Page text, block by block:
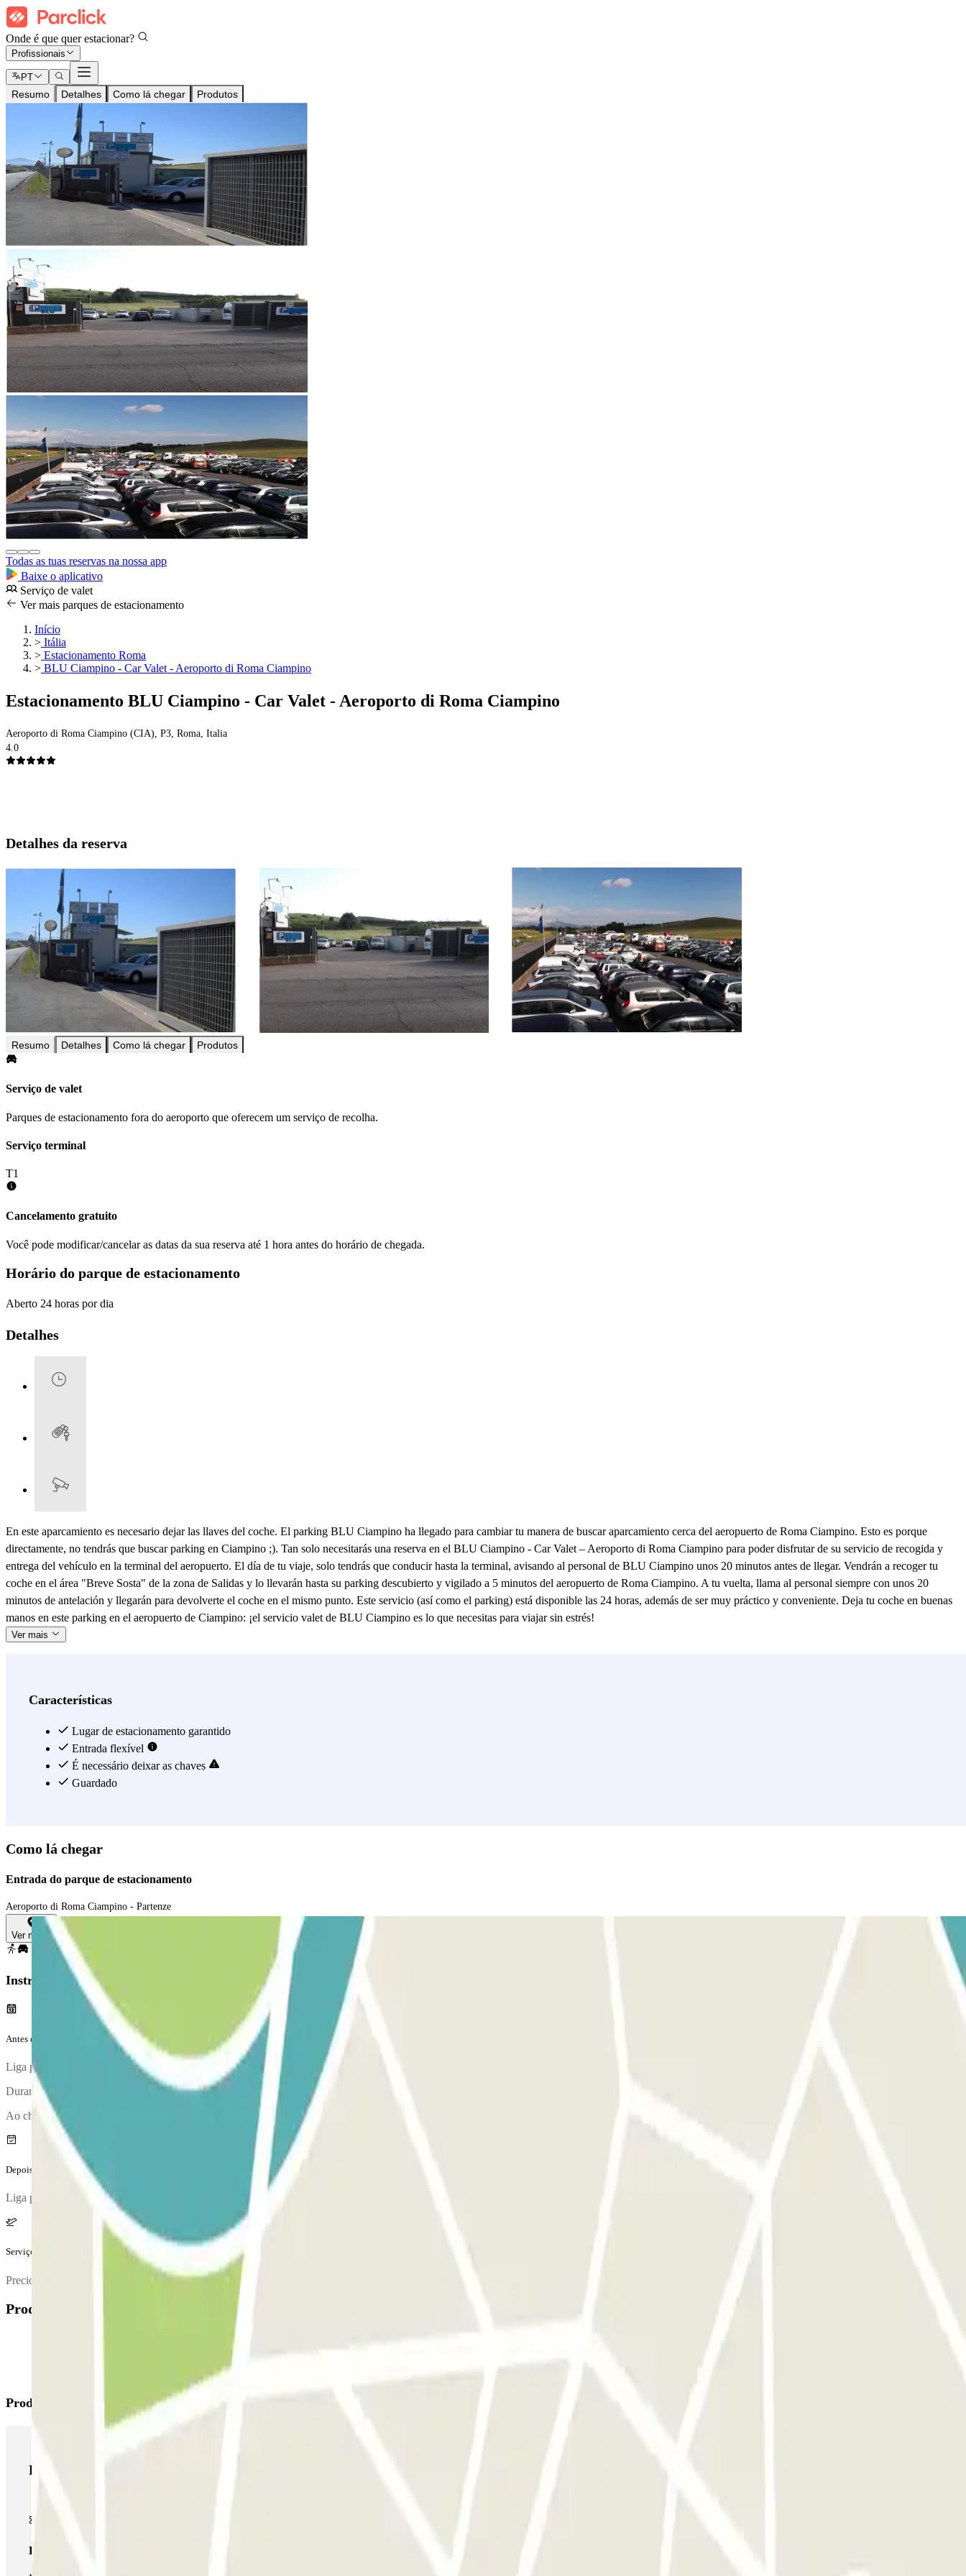
Onde é que quer estacionar?
Profissionais
PT
Resumo Detalhes Como lá chegar Produtos
Todas as tuas reservas na nossa app
Baixe o aplicativo
Serviço de valet
Ver mais parques de estacionamento
Início
> Itália
> Estacionamento Roma
> BLU Ciampino - Car Valet - Aeroporto di Roma Ciampino
Estacionamento BLU Ciampino - Car Valet - Aeroporto di Roma Ciampino
Aeroporto di Roma Ciampino (CIA), P3, Roma, Italia
4.0
Detalhes da reserva
Resumo Detalhes Como lá chegar Produtos
Serviço de valet
Parques de estacionamento fora do aeroporto que oferecem um serviço de recolha.
Serviço terminal
T1
Cancelamento gratuito
Você pode modificar/cancelar as datas da sua reserva até 1 hora antes do horário de chegada.
Horário do parque de estacionamento
Aberto 24 horas por dia
Detalhes
En este aparcamiento es necesario dejar las llaves del coche. El parking BLU Ciampino ha llegado para cambiar tu manera de buscar aparcamiento cerca del aeropuerto de Roma Ciampino. Esto es porque
directamente, no tendrás que buscar parking en Ciampino ;). Tan solo necesitarás una reserva en el BLU Ciampino - Car Valet – Aeroporto di Roma Ciampino para poder disfrutar de su servicio de recogida y
entrega del vehículo en la terminal del aeropuerto. El día de tu viaje, solo tendrás que conducir hasta la terminal, avisando al personal de BLU Ciampino unos 20 minutos antes de llegar. Vendrán a recoger tu
coche en el área "Breve Sosta" de la zona de Salidas y lo llevarán hasta su parking descubierto y vigilado a 5 minutos del aeropuerto de Roma Ciampino. A tu vuelta, llama al personal siempre con unos 20
minutos de antelación y llegarán para devolverte el coche en el mismo punto. Este servicio (así como el parking) está disponible las 24 horas, además de ser muy práctico y conveniente. Deja tu coche en buenas
manos en este parking en el aeropuerto de Ciampino: ¡el servicio valet de BLU Ciampino es lo que necesitas para viajar sin estrés!
Ver mais
Características
Lugar de estacionamento garantido
Entrada flexível
É necessário deixar as chaves
Guardado
Como lá chegar
Entrada do parque de estacionamento
Aeroporto di Roma Ciampino - Partenze
Ver mapa
Instruções
Antes da tua viagem
Liga para o parque de estacionamento aproximadamente 20 minutos antes de chegares ao aeroporto. O número de telefone do parque de estacionamento será fornecido assim que tiveres finalizado a reserva.
Durante a chamada, um funcionário irá confirmar-te o ponto de encontro.
Ao chegares, irá realizar-se uma inspeção do teu veículo.
Depois da tua viagem
Liga para o parque de estacionamento para solicitares a entrega do veículo. O número de telefone do parque de estacionamento será fornecido assim que concluíres a reserva.
Serviços extra (não incluídos no preço)
Precios de lavado: Coches 25.00 Furgonetas 50.00
Produtos disponíveis
Produtos Parclick
Produtos Parclick
Passe simples